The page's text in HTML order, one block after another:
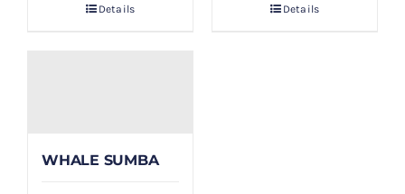
Details Details
WHALE SUMBA